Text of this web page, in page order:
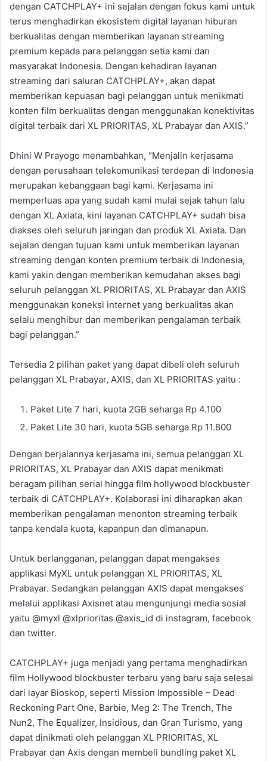
dengan CATCHPLAY+ ini sejalan dengan fokus kami untuk
terus menghadirkan ekosistem digital layanan hiburan
berkualitas dengan memberikan layanan streaming
premium kepada para pelanggan setia kami dan
masyarakat Indonesia. Dengan kehadiran layanan
streaming dari saluran CATCHPLAY+, akan dapat
memberikan kepuasan bagi pelanggan untuk menikmati
konten film berkualitas dengan menggunakan konektivitas
digital terbaik dari XL PRIORITAS, XL Prabayar dan AXIS.”
Dhini W Prayogo menambahkan, “Menjalin kerjasama
dengan perusahaan telekomunikasi terdepan di Indonesia
merupakan kebanggaan bagi kami. Kerjasama ini
memperluas apa yang sudah kami mulai sejak tahun lalu
dengan XL Axiata, kini layanan CATCHPLAY+ sudah bisa
diakses oleh seluruh jaringan dan produk XL Axiata. Dan
sejalan dengan tujuan kami untuk memberikan layanan
streaming dengan konten premium terbaik di Indonesia,
kami yakin dengan memberikan kemudahan akses bagi
seluruh pelanggan XL PRIORITAS, XL Prabayar dan AXIS
menggunakan koneksi internet yang berkualitas akan
selalu menghibur dan memberikan pengalaman terbaik
bagi pelanggan.”
Tersedia 2 pilihan paket yang dapat dibeli oleh seluruh
pelanggan XL Prabayar, AXIS, dan XL PRIORITAS yaitu :
Paket Lite 7 hari, kuota 2GB seharga Rp 4.100
Paket Lite 30 hari, kuota 5GB seharga Rp 11.800
Dengan berjalannya kerjasama ini, semua pelanggan XL
PRIORITAS, XL Prabayar dan AXIS dapat menikmati
beragam pilihan serial hingga film hollywood blockbuster
terbaik di CATCHPLAY+. Kolaborasi ini diharapkan akan
memberikan pengalaman menonton streaming terbaik
tanpa kendala kuota, kapanpun dan dimanapun.
Untuk berlangganan, pelanggan dapat mengakses
applikasi MyXL untuk pelanggan XL PRIORITAS, XL
Prabayar. Sedangkan pelanggan AXIS dapat mengakses
melalui applikasi Axisnet atau mengunjungi media sosial
yaitu @myxl @xlprioritas @axis_id di instagram, facebook
dan twitter.
CATCHPLAY+ juga menjadi yang pertama menghadirkan
film Hollywood blockbuster terbaru yang baru saja selesai
dari layar Bioskop, seperti Mission Impossible – Dead
Reckoning Part One, Barbie, Meg 2: The Trench, The
Nun2, The Equalizer, Insidious, dan Gran Turismo, yang
dapat dinikmati oleh pelanggan XL PRIORITAS, XL
Prabayar dan Axis dengan membeli bundling paket XL